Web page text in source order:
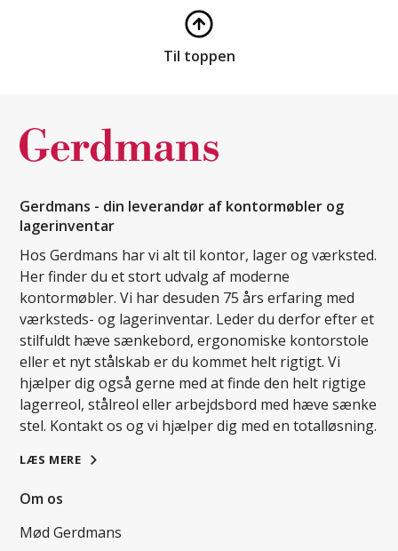
Til toppen
Gerdmans - din leverandør af kontormøbler og
lagerinventar
Hos Gerdmans har vi alt til kontor, lager og værksted.
Her finder du et stort udvalg af moderne
kontormøbler. Vi har desuden 75 års erfaring med
værksteds- og lagerinventar. Leder du derfor efter et
stilfuldt hæve sænkebord, ergonomiske kontorstole
eller et nyt stålskab er du kommet helt rigtigt. Vi
hjælper dig også gerne med at finde den helt rigtige
lagerreol, stålreol eller arbejdsbord med hæve sænke
stel. Kontakt os og vi hjælper dig med en totalløsning.
LÆS MERE
Om os
Mød Gerdmans